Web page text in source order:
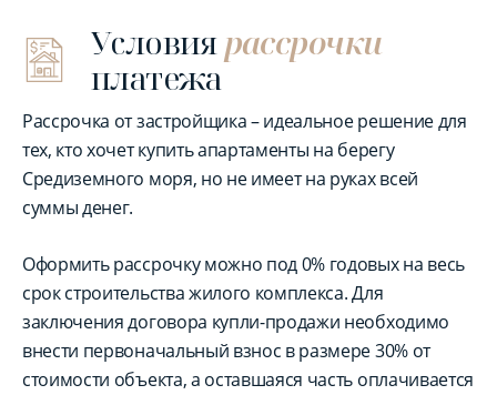
Условиярассрочки
платежа
Рассрочка от застройщика – идеальное решение для
тех, кто хочет купить апартаменты на берегу
Средиземного моря, но не имеет на руках всей
суммы денег.
Оформить рассрочку можно под 0% годовых на весь
срок строительства жилого комплекса. Для
заключения договора купли-продажи необходимо
внести первоначальный взнос в размере 30% от
стоимости объекта, а оставшаяся часть оплачивается